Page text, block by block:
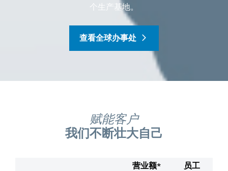
个生产基地。
查看全球办事处
赋能客户
我们不断壮大自己
营业额*
员工